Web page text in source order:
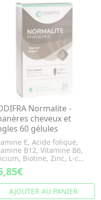
Normalite -
cheveux et
60 gélules
E, Acide folique,
B12, Vitamine B6,
Biotine, Zinc, L-c...
AJOUTER AU PANIER